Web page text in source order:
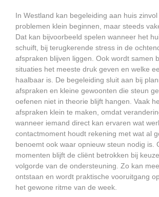
In Westland kan begeleiding aan huis
problemen klein beginnen, maar steeds
Dat kan bijvoorbeeld spelen wanneer het
schuift, bij terugkerende stress in de
afspraken blijven liggen. Ook wordt samen
situaties het meeste druk geven en welke
haalbaar is. De begeleiding sluit aan bij
afspraken en kleine gewoonten die steun
oefenen niet in theorie blijft hangen. Vaak
afspraken klein te maken, omdat
wanneer iemand direct kan ervaren wat
contactmoment houdt rekening met wat al
benoemt ook waar opnieuw steun nodig is.
momenten blijft de cliënt betrokken bij
volgorde van de ondersteuning. Zo kan
ontstaan en wordt praktische vooruitgang
het gewone ritme van de week.